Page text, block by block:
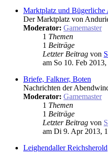
Marktplatz und Bügerliche
Der Marktplatz von
Moderator: Gamemaster
1 Themen
1 Beiträge
Letzter Beitrag von
am So 10. Feb
Briefe, Falkner, Boten
Nachrichten der
Moderator: Gamemaster
1 Themen
1 Beiträge
Letzter Beitrag von
am Di 9. Apr 2013,
Leighendaller Reichsherold